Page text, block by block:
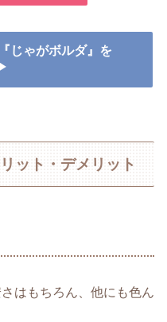
じゃがボルダ』を
ット・デメリット
はもちろん、他にも色ん